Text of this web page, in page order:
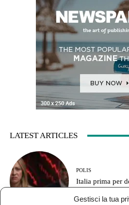
Gestisci la tua
LATEST ARTICLES
POLIS
Italia prima per
le armi prima